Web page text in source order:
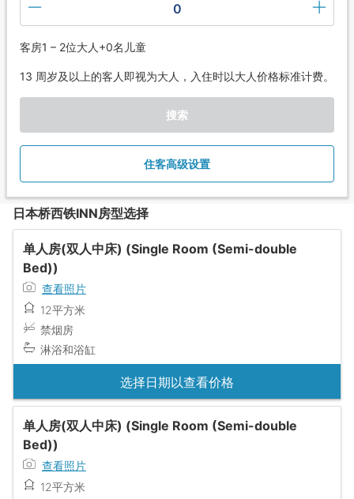
0
客房1 – 2位大人+0名儿童
13 周岁及以上的客人即视为大人，入住时以大人价格标准计费。
搜索
住客高级设置
日本桥西铁INN房型选择
单人房(双人中床) (Single Room (Semi-double
Bed))
查看照片
12平方米
禁烟房
淋浴和浴缸
选择日期以查看价格
单人房(双人中床) (Single Room (Semi-double
Bed))
查看照片
12平方米